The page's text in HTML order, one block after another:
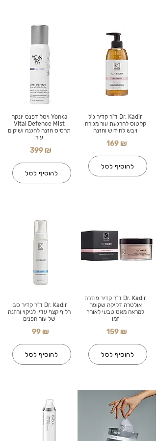
Yonka ויטל דפנס יונקה
Vital Defence Mist
תרסיס הזנה להגנה ושיקום
עור
399 ₪
להוסיף לסל
Dr. Kadir ד"ר קדיר סבו
רליף קצף עדין לניקוי והזנה
של עור הפנים
99 ₪
להוסיף לסל
Dr. Kadir ד"ר קדיר ג'ל
קקטוס להרגעת עור מגורה
ויבש לחידוש והזנה
169 ₪
להוסיף לסל
Dr. Kadir ד"ר קדיר פודרה
אולטרה דקיקה שקופה
למראה מאט טבעי לאורך
זמן
159 ₪
להוסיף לסל